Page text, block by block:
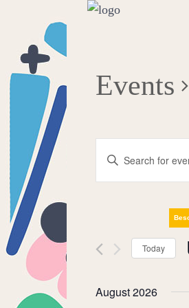
Events
Events
Search
and
Views
Enter
by
Today
August 2026